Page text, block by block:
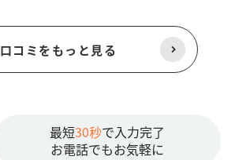
口コミをもっと見る
最短30秒で入力完了
お電話でもお気軽に